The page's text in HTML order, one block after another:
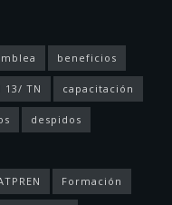
beneficios
13/ TN capacitación
despidos
Formación